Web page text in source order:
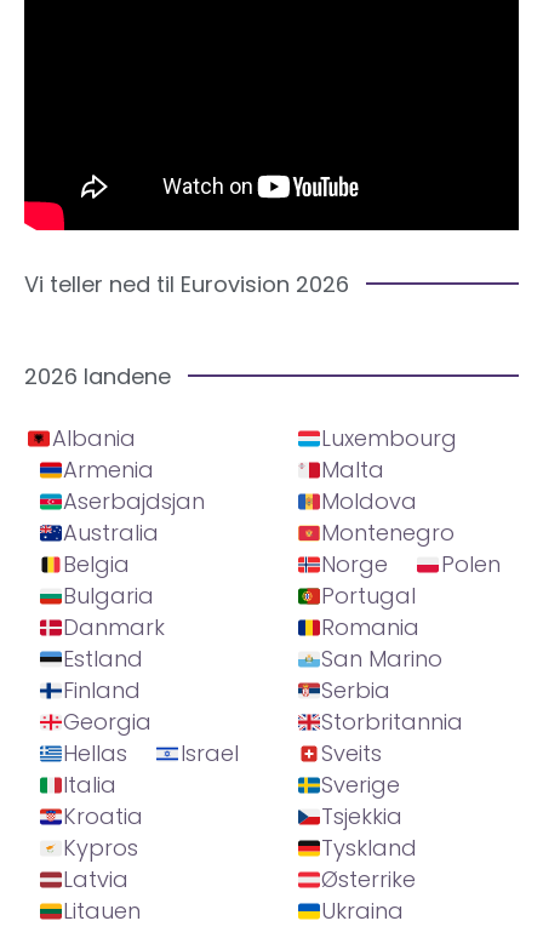
Vi teller ned til Eurovision 2026
2026 landene
Albania
Armenia
Aserbajdsjan
Australia
Belgia
Bulgaria
Danmark
Estland
Finland
Georgia
Hellas
Israel
Italia
Kroatia
Kypros
Latvia
Litauen
Luxembourg
Malta
Moldova
Montenegro
Norge
Polen
Portugal
Romania
San Marino
Serbia
Storbritannia
Sveits
Sverige
Tsjekkia
Tyskland
Østerrike
Ukraina